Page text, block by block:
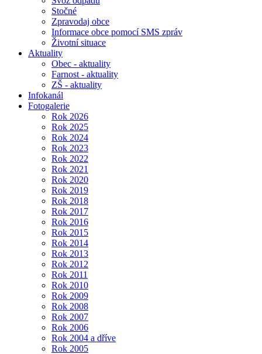
Stočné
Zpravodaj obce
Informace obce pomocí SMS zpráv
Životní situace
Aktuality
Obec - aktuality
Farnost - aktuality
ZŠ - aktuality
Infokanál
Fotogalerie
Rok 2026
Rok 2025
Rok 2024
Rok 2023
Rok 2022
Rok 2021
Rok 2020
Rok 2019
Rok 2018
Rok 2017
Rok 2016
Rok 2015
Rok 2014
Rok 2013
Rok 2012
Rok 2011
Rok 2010
Rok 2009
Rok 2008
Rok 2007
Rok 2006
Rok 2004 a dříve
Rok 2005